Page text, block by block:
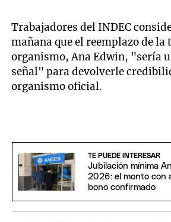
Trabajadores del INDEC
mañana que el reemplazo de
organismo, Ana Edwin, "sería
señal" para devolverle
organismo oficial.
TE PUEDE INTERESAR
Jubilación mínima
2026: el monto con
bono confirmado